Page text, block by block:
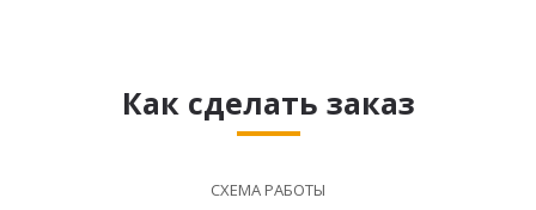
Как сделать заказ
СХЕМА РАБОТЫ